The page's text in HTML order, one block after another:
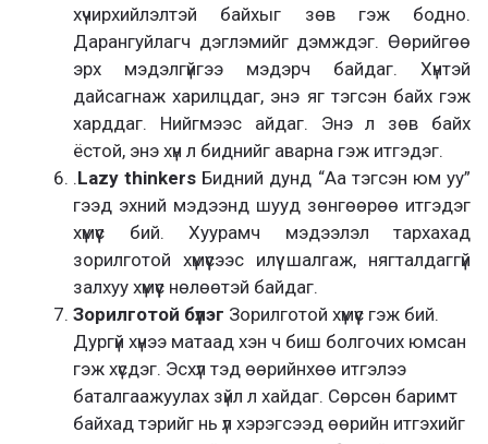
хүчирхийлэлтэй байхыг зөв гэж бодно.
Дарангуйлагч дэглэмийг дэмждэг. Өөрийгөө
эрх мэдэлгүйгээ мэдэрч байдаг. Хүнтэй
дайсагнаж харилцдаг, энэ яг тэгсэн байх гэж
харддаг. Нийгмээс айдаг. Энэ л зөв байх
ёстой, энэ хүн л биднийг аварна гэж итгэдэг.
.Lazy thinkers Бидний дунд “Аа тэгсэн юм уу”
гээд эхний мэдээнд шууд зөнгөөрөө итгэдэг
хүмүүс бий. Хуурамч мэдээлэл тархахад
зорилготой хүмүүсээс илүү шалгаж, нягталдаггүй
залхуу хүмүүс нөлөөтэй байдаг.
Зорилготой бүлэг Зорилготой хүмүүс гэж бий.
Дургүй хүнээ матаад хэн ч биш болгочих юмсан
гэж хүсдэг. Эсхүл тэд өөрийнхөө итгэлээ
баталгаажуулах зүйл л хайдаг. Сөрсөн баримт
байхад тэрийг нь үл хэрэгсээд өөрийн итгэхийг